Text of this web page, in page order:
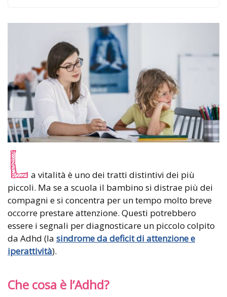
L a vitalità è uno dei tratti distintivi dei più
piccoli. Ma se a scuola il bambino si distrae più dei
compagni e si concentra per un tempo molto breve
occorre prestare attenzione. Questi potrebbero
essere i segnali per diagnosticare un piccolo colpito
da Adhd (la sindrome da deficit di attenzione e
iperattività).
Che cosa è l’Adhd?